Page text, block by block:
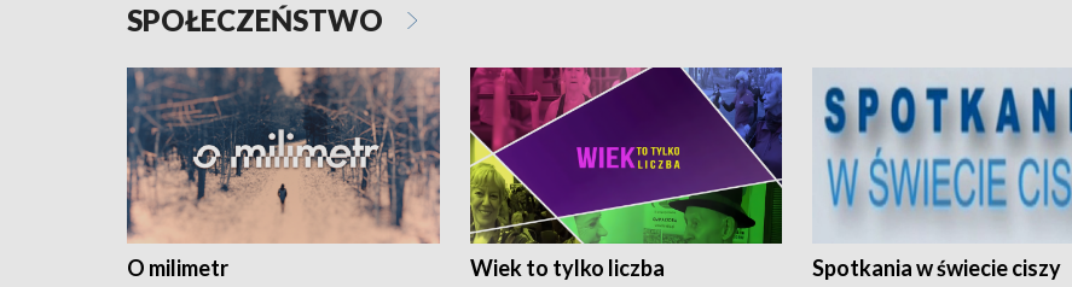
SPOŁECZEŃSTWO
O milimetr Wiek to tylko liczba Spotkania w świecie ciszy